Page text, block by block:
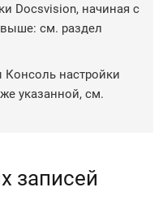
Docsvision, начиная с
выше: см. раздел
настройки
указанной, см.
записей